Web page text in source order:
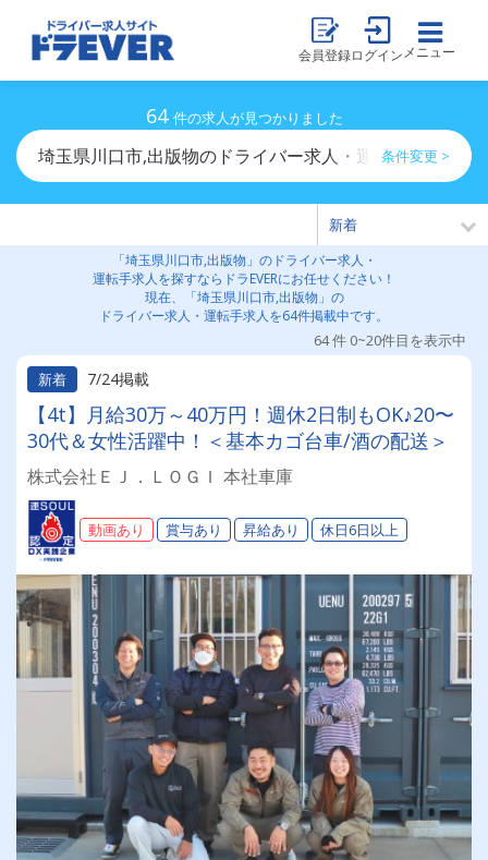
会員登録ログイン メニュー
64 件の求人が見つかりました
埼玉県川口市,出版物のドライバー求人・運転手求人一覧
条件変更 >
「埼玉県川口市,出版物」のドライバー求人・
運転手求人を探すならドラEVERにお任せください！
現在、「埼玉県川口市,出版物」の
ドライバー求人・運転手求人を64件掲載中です。
64 件 0~20件目を表示中
新着
7/24掲載
【4t】月給30万～40万円！週休2日制もOK♪20〜
30代＆女性活躍中！＜基本カゴ台車/酒の配送＞
株式会社ＥＪ．ＬＯＧＩ 本社車庫
動画あり 賞与あり 昇給あり 休日6日以上